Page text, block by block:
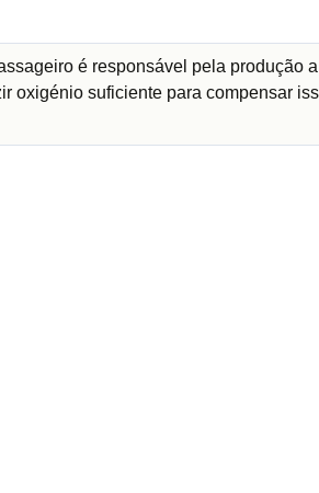
é responsável pela produção
oxigénio suficiente para compensar